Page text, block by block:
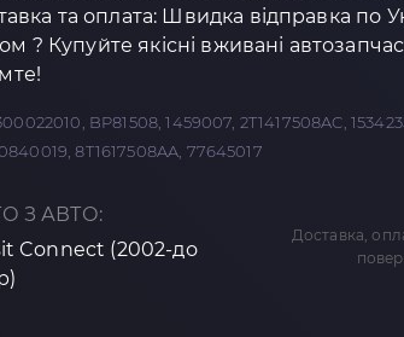
та оплата: Швидка відправка по
? Купуйте якісні вживані
BP81508, 1459007, 2T1417508AC,
8T1617508AA, 77645017
З АВТО:
Connect (2002-до
Доставка,